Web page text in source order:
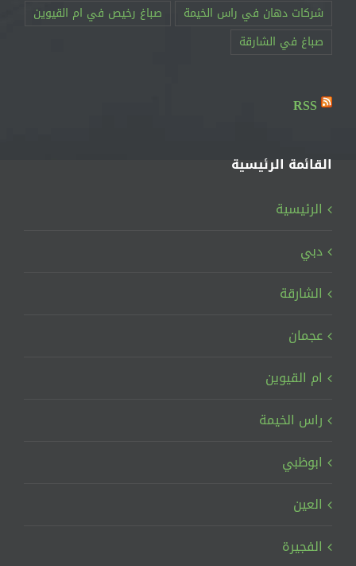
RSS
القائمة الرئيسية
الرئيسية
دبي
الشارقة
عجمان
ام القيوين
راس الخيمة
ابوظبي
العين
الفجيرة